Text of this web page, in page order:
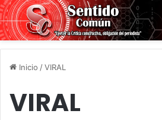
Inicio /VIRAL
VIRAL